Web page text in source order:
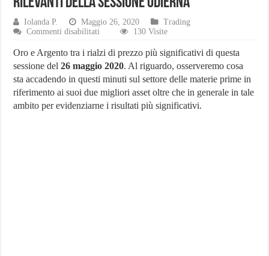
Iolanda P. Maggio 26, 2020
Trading
Commenti disabilitati
di
prezzo
di
Oro
Argento
tra
130 Visite
Oro e Argento tra i rialzi di prezzo più significativi di questa
sessione del26 maggio 2020. Al riguardo, osserveremo cosa
sta accadendo in questi minuti sul settore delle materie prime in
riferimento ai suoi due migliori asset oltre che in generale in tale
ambito per evidenziarne i risultati più significativi.